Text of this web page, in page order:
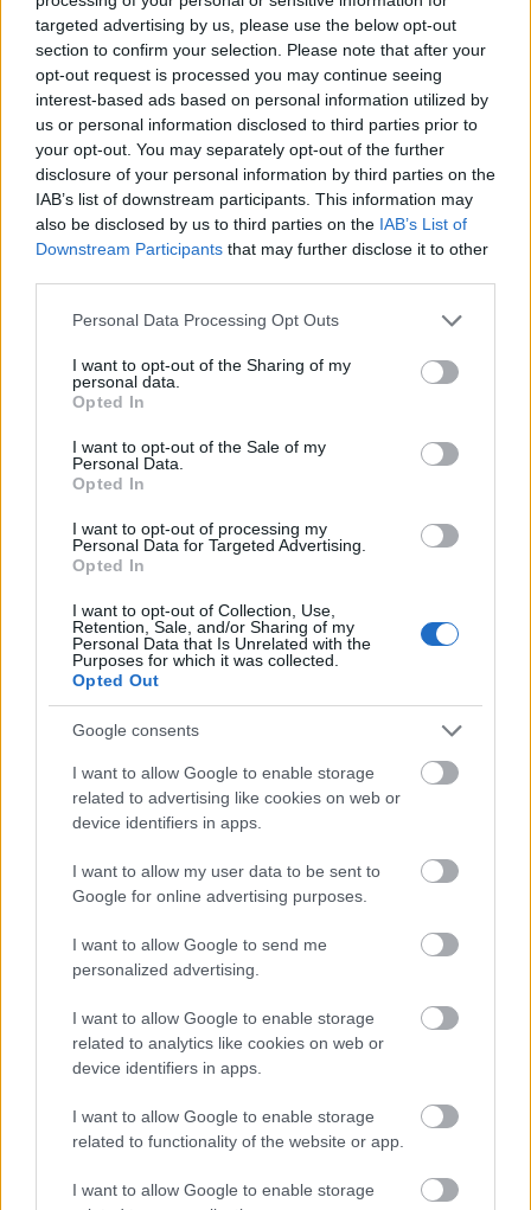
targeted advertising by us, please use the below opt-out
section to confirm your selection. Please note that after your
opt-out request is processed you may continue seeing
interest-based ads based on personal information utilized by
us or personal information disclosed to third parties prior to
your opt-out. You may separately opt-out of the further
disclosure of your personal information by third parties on the
IAB’s list of downstream participants. This information may
also be disclosed by us to third parties on the IAB’s List of
Downstream Participants that may further disclose it to other
Please note that this website/app uses one or more Google
not limited to your visit or usage behaviour. You may click to
grant or deny consent to Google and its third-party tags to
use your data for below specified purposes in below Google
consent section.
Personal Data Processing Opt Outs
I want to opt-out of the Sharing of my
personal data.
Opted In
I want to opt-out of the Sale of my
Personal Data.
Opted In
I want to opt-out of processing my
Personal Data for Targeted Advertising.
Opted In
I want to opt-out of Collection, Use,
Retention, Sale, and/or Sharing of my
Personal Data that Is Unrelated with the
Purposes for which it was collected.
Opted Out
Google consents
I want to allow Google to enable storage
related to advertising like cookies on web or
device identifiers in apps.
I want to allow my user data to be sent to
Google for online advertising purposes.
I want to allow Google to send me
personalized advertising.
I want to allow Google to enable storage
related to analytics like cookies on web or
device identifiers in apps.
I want to allow Google to enable storage
related to functionality of the website or app.
I want to allow Google to enable storage
* Klubb: IL Forsøk
* Enkeltseirer i verdenscupen: 3 – 15 km dobbelt
jaktstart, Pragelato (2005), 15 km fellesstart fri
teknikk, La Clusaz (2008), 15 km skiathlon, Sotsji
(2013).
* Utvalgte meritter: OL: 1 gull, 1 bronse, VM: 3
gull, 2 sølv, 3 bronse.
Meld deg på vårt nyhetsbrev
MEST LEST
Vrake
nsmes
ter –
disse
sprint
en...
09.0
26
2 Går
for
sjette
strake
OL-
disse
OL-
femm
Norge
LANGRE
NN
ND
19.0
26
3 Disse
femm
ila for
Norge
LANGRE
NN
ND
26
4 Feiret
i
armen
bekre
LANGRE
ND
26
5 Trekk
ND